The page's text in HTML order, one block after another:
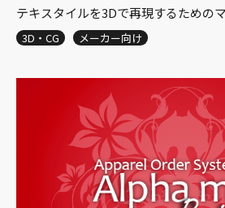
テキスタイルを3Dで再現するための
3D・CG メーカー向け